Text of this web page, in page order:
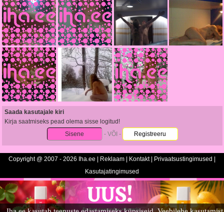
Saada kasutajale kiri
Kirja saatmiseks pead olema sisse logitud!
Sisene
- VÕI - Registreeru
Copyright @ 2007 - 2026 Iha.ee | Reklaam Kontakt| Privaatsustingimused
Kasutajatingimused